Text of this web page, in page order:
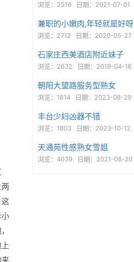
浏览：2516 日期：2021-07-01
兼职的小嫩肉,年轻就是好呀
浏览：2712 日期：2020-05-27
石家庄西美酒店附近妹子
浏览：2632 日期：2019-04-16
朝阳大望路服务型熟女
浏览：1814 日期：2023-08-29
丰台少妇凶器不错
浏览：1803 日期：2023-10-12
天通苑性感熟女雪姐
浏览：4039 日期：2021-08-20